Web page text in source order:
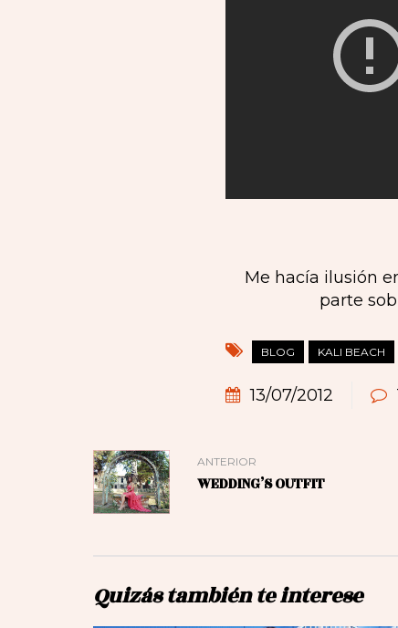
Me hacía ilusión
parte
BLOG KALI BEACH
13/07/2012
ANTERIOR
WEDDING’S OUTFIT
Quizás también te interese